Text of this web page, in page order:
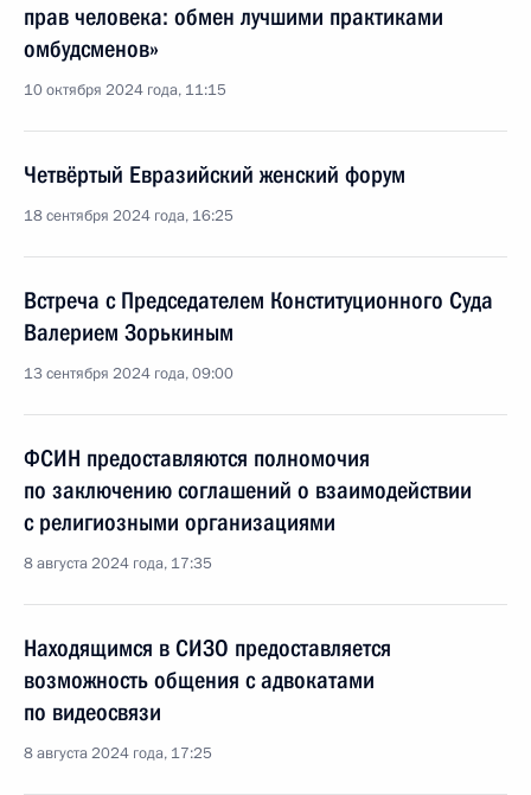
прав человека: обмен лучшими практиками
омбудсменов»
10 октября 2024 года, 11:15
Четвёртый Евразийский женский форум
18 сентября 2024 года, 16:25
Встреча с Председателем Конституционного Суда
Валерием Зорькиным
13 сентября 2024 года, 09:00
ФСИН предоставляются полномочия
по заключению соглашений о взаимодействии
с религиозными организациями
8 августа 2024 года, 17:35
Находящимся в СИЗО предоставляется
возможность общения с адвокатами
по видеосвязи
8 августа 2024 года, 17:25